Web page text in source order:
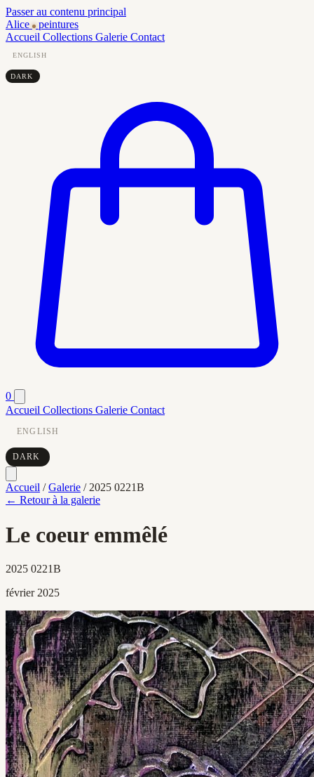
Passer au contenu principal
Alice
peintures
Accueil Collections Galerie Contact
ENGLISH
DARK
0
Accueil Collections Galerie Contact
ENGLISH
DARK
Accueil / Galerie / 2025 0221B
← Retour à la galerie
Le coeur emmêlé
2025 0221B
février 2025